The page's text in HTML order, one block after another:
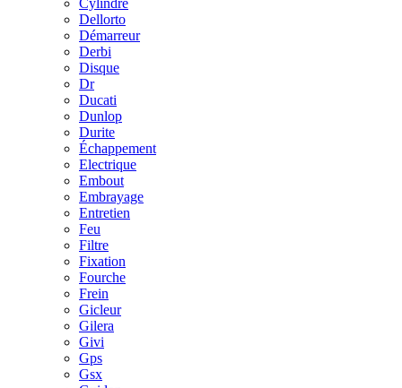
Cylindre
Dellorto
Démarreur
Derbi
Disque
Dr
Ducati
Dunlop
Durite
Échappement
Electrique
Embout
Embrayage
Entretien
Feu
Filtre
Fixation
Fourche
Frein
Gicleur
Gilera
Givi
Gps
Gsx